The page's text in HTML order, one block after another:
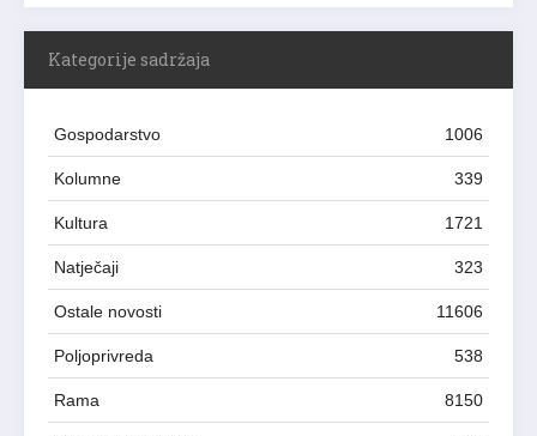
Kategorije sadržaja
Gospodarstvo 1006
Kolumne 339
Kultura 1721
Natječaji 323
Ostale novosti 11606
Poljoprivreda 538
Rama 8150